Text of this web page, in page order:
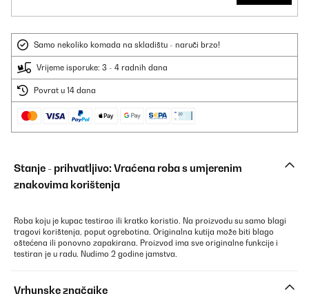
Samo nekoliko komada na skladištu - naruči brzo!
Vrijeme isporuke: 3 - 4 radnih dana
Povrat u 14 dana
Stanje - prihvatljivo: Vraćena roba s umjerenim
znakovima korištenja
Roba koju je kupac testirao ili kratko koristio. Na proizvodu su samo blagi
tragovi korištenja, poput ogrebotina. Originalna kutija može biti blago
oštećena ili ponovno zapakirana. Proizvod ima sve originalne funkcije i
testiran je u radu. Nudimo 2 godine jamstva.
Vrhunske značajke